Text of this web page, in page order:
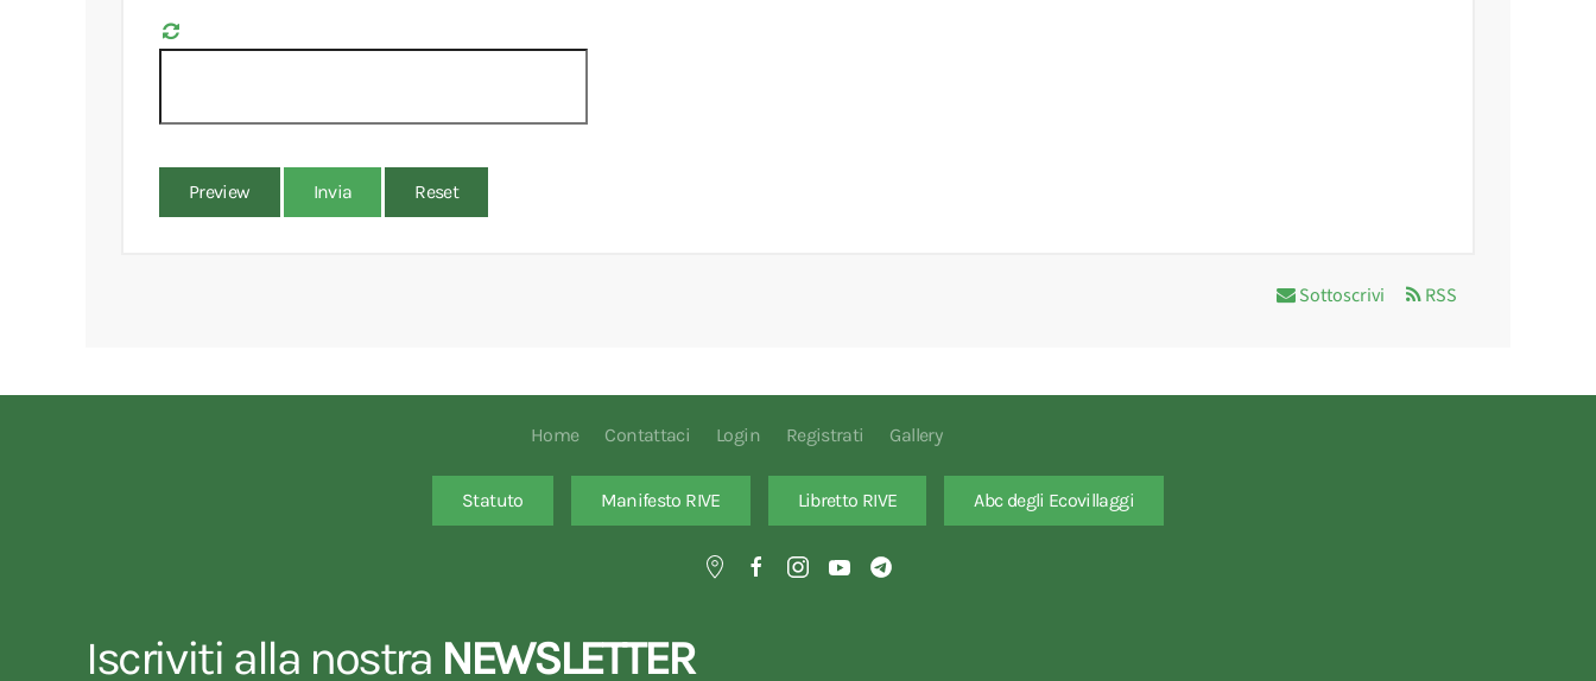
Preview Invia Reset
Sottoscrivi RSS
Home Contattaci Login Registrati Gallery
Statuto Manifesto RIVE Libretto RIVE Abc degli Ecovillaggi
Iscriviti alla nostra NEWSLETTER